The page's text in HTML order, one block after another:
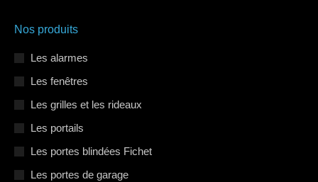
Nos produits
Les alarmes
Les fenêtres
Les grilles et les rideaux
Les portails
Les portes blindées Fichet
Les portes de garage